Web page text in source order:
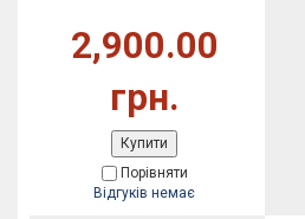
2,900.00
грн.
Купити
Порівняти
Відгуків немає